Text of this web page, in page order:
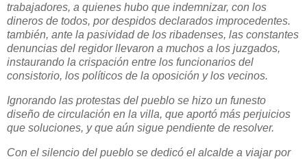
trabajadores, a quienes hubo que indemnizar, con los
dineros de todos, por despidos declarados improcedentes.
también, ante la pasividad de los ribadenses, las constantes
denuncias del regidor llevaron a muchos a los juzgados,
instaurando la crispación entre los funcionarios del
consistorio, los políticos de la oposición y los vecinos.
Ignorando las protestas del pueblo se hizo un funesto
diseño de circulación en la villa, que aportó más perjuicios
que soluciones, y que aún sigue pendiente de resolver.
Con el silencio del pueblo se dedicó el alcalde a viajar por